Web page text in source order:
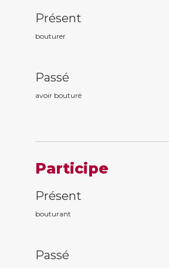
Présent
bouturer
Passé
avoir bouturé
Participe
Présent
bouturant
Passé